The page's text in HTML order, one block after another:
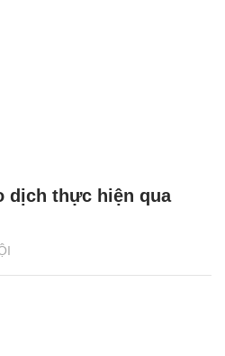
dịch thực hiện qua